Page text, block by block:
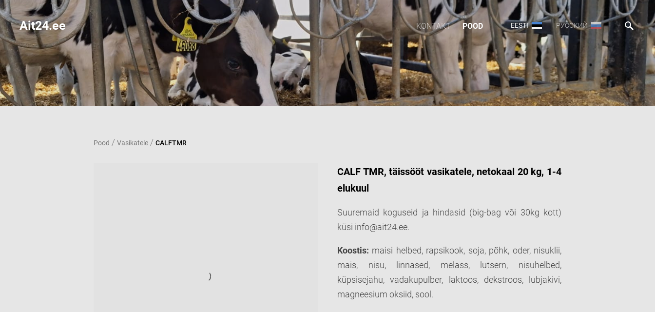
Ait24.ee KONTAKT POOD EESTI РУССКИЙ
Pood / Vasikatele / CALFTMR
CALF TMR, täissööt vasikatele, netokaal 20 kg, 1-4
elukuul
Suuremaid koguseid ja hindasid (big-bag või 30kg kott)
küsi info@ait24.ee.
Koostis: maisi helbed, rapsikook, soja, põhk, oder, nisuklii,
mais, nisu, linnased, melass, lutsern, nisuhelbed,
küpsisejahu, vadakupulber, laktoos, dekstroos, lubjakivi,
magneesium oksiid, sool.